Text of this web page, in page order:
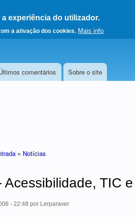
experiência do utilizador.
a ativação dos cookies. Mais info
página principal
comentários Sobre o site
» Notícias
Acessibilidade, TIC
- 22:48 por Lerparaver